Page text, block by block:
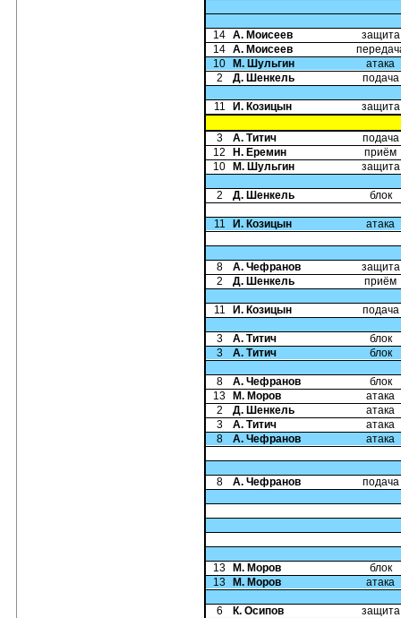
14 А. Моисеев
защита
14 А. Моисеев
10
М. Шульгин
атака
2
Д. Шенкель подача
11 И. Козицын защита
3 А. Титич
подача
12
Н. Еремин
приём
10
М. Шульгин защита
2 Д. Шенкель блок
11 И. Козицын атака
8 А. Чефранов
защита
2
Д. Шенкель приём
11 И. Козицын подача
3 А. Титич
блок
3
А. Титич блок
8 А. Чефранов
блок
13
М. Моров
атака
2
Д. Шенкель
атака
3
А. Титич
атака
8
А. Чефранов атака
8 А. Чефранов подача
13 М. Моров
блок
13
М. Моров атака
6 К. Осипов
защита